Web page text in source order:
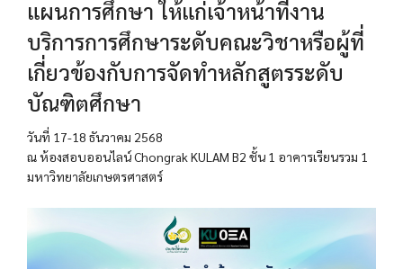
แผนการศึกษา ให้แก่เจ้าหน้าที่งาน
บริการการศึกษาระดับคณะวิชาหรือผู้ที่
เกี่ยวข้องกับการจัดทำหลักสูตรระดับ
บัณฑิตศึกษา
วันที่ 17-18 ธันวาคม 2568
ณ ห้องสอบออนไลน์ Chongrak KULAM B2 ชั้น 1 อาคารเรียนรวม 1
มหาวิทยาลัยเกษตรศาสตร์